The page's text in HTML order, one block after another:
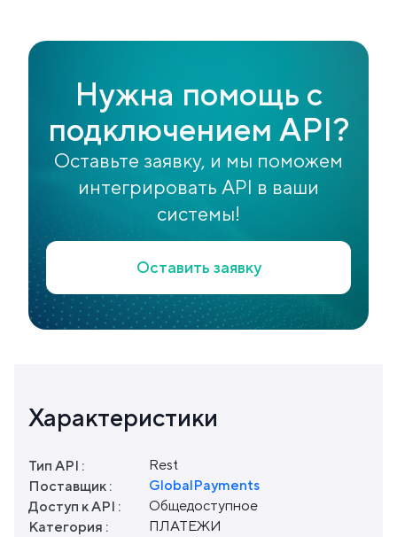
Нужна помощь с
подключением API?
Оставьте заявку, и мы поможем
интегрировать API в ваши
системы!
Оставить заявку
Характеристики
Тип API :
Rest
Поставщик :
GlobalPayments
Доступ к API :
Общедоступное
Категория :
ПЛАТЕЖИ